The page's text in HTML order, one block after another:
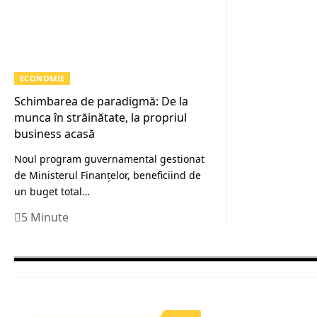
ECONOMIE
Schimbarea de paradigmă: De la
munca în străinătate, la propriul
business acasă
Noul program guvernamental gestionat
de Ministerul Finanțelor, beneficiind de
un buget total…
5 Minute